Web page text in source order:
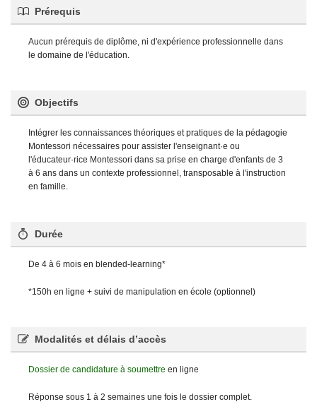
Prérequis
Aucun prérequis de diplôme, ni d'expérience professionnelle dans
le domaine de l'éducation.
Objectifs
Intégrer les connaissances théoriques et pratiques de la pédagogie
Montessori nécessaires pour assister l'enseignant·e ou
l'éducateur·rice Montessori dans sa prise en charge d'enfants de 3
à 6 ans dans un contexte professionnel, transposable à l'instruction
en famille.
Durée
De 4 à 6 mois en blended-learning*
*150h en ligne + suivi de manipulation en école (optionnel)
Modalités et délais d’accès
Dossier de candidature à soumettre en ligne
Réponse sous 1 à 2 semaines une fois le dossier complet.